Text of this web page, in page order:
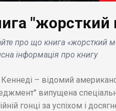
про що книга «жорсткий
інформація про книгу
– відомий
випущена
гонці за успіхом і
розробляє
плани з розвитку
електромобілів, не
закінчення
з Renault .